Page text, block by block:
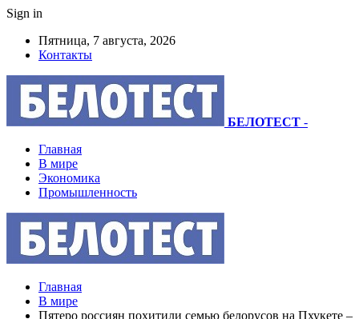
Sign in
Пятница, 7 августа, 2026
Контакты
БЕЛОТЕСТ -
Главная
В мире
Экономика
Промышленность
Главная
В мире
Пятеро россиян похитили семью белорусов на Пхукете –